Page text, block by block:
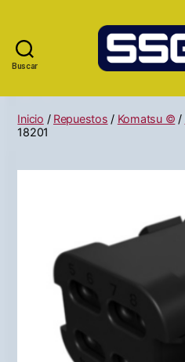
Buscar
Inicio / Repuestos / Komatsu © /
18201